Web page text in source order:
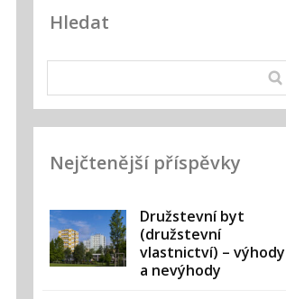
Hledat
Nejčtenější příspěvky
Družstevní byt
(družstevní
vlastnictví) – výhody
a nevýhody